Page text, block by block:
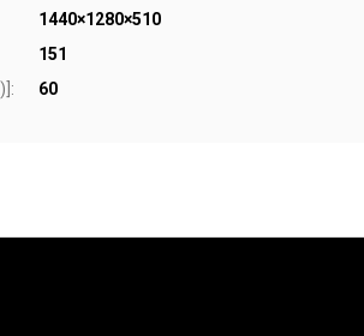
1440×1280×510
151
: 60